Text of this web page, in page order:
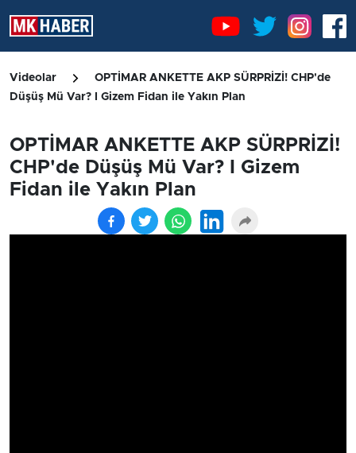
Videolar
OPTİMAR ANKETTE AKP SÜRPRİZİ! CHP'de
Düşüş Mü Var? I Gizem Fidan ile Yakın Plan
OPTİMAR ANKETTE AKP SÜRPRİZİ!
CHP'de Düşüş Mü Var? I Gizem
Fidan ile Yakın Plan